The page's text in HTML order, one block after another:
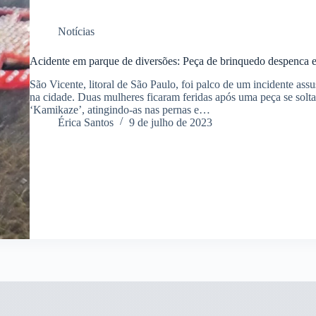
Notícias
Acidente em parque de diversões: Peça de brinquedo despenca
São Vicente, litoral de São Paulo, foi palco de um incidente
na cidade. Duas mulheres ficaram feridas após uma peça se
‘Kamikaze’, atingindo-as nas pernas e…
Érica Santos
9 de julho de 2023